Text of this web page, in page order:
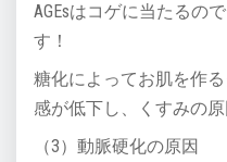
AGEsはコゲに当たるの
す！
糖化によってお肌を作
感が低下し、くすみの
（3）動脈硬化の原因